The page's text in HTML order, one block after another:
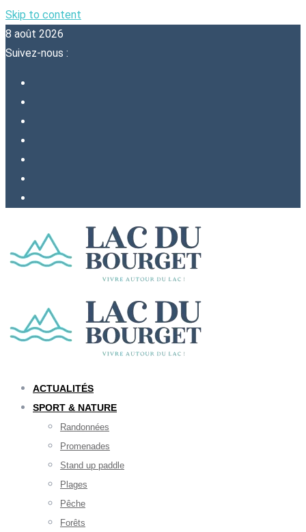
Skip to content
8 août 2026
Suivez-nous :
ACTUALITÉS
SPORT & NATURE
Randonnées
Promenades
Stand up paddle
Plages
Pêche
Forêts